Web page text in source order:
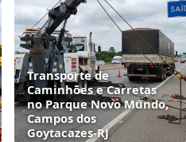
Transporte de
Caminhões e Carretas
no Parque Novo Mundo,
Campos dos
Goytacazes‑RJ